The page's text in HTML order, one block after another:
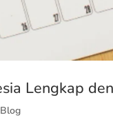
Lengkap
Blog